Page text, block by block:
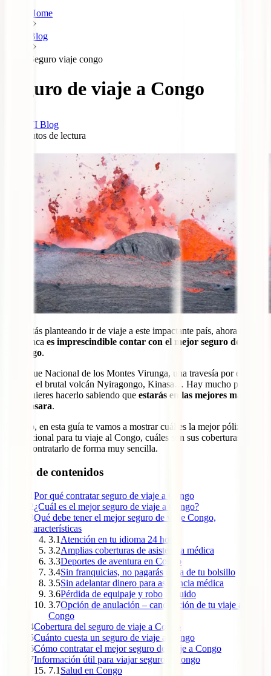
Home
Blog
Seguro viaje congo
Seguro de viaje a Congo
IATI Blog
minutos de lectura
Si te estás planteando ir de viaje a este impactante país, ahora más
que nunca es imprescindible contar con el mejor seguro de viaje
al Congo.
El Parque Nacional de los Montes Virunga, una travesía por el río
Congo, el brutal volcán Nyiragongo, Kinasa… Hay mucho por ver
ahí y quieres hacerlo sabiendo que estarás en las mejores manos si
algo pasara.
Por ello, en esta guía te vamos a mostrar cuál es la mejor póliza
internacional para tu viaje al Congo, cuáles son sus coberturas y
cómo contratarlo de forma muy sencilla.
Tabla de contenidos
Por qué contratar seguro de viaje a Congo
2¿Cuál es el mejor seguro de viaje a Congo?
3Qué debe tener el mejor seguro de viaje Congo,
características
3.1 Atención en tu idioma 24 horas
3.2Amplias coberturas de asistencia médica
3.3Deportes de aventura en Congo
3.4Sin franquicias, no pagarás nada de tu bolsillo
3.5Sin adelantar dinero para asistencia médica
3.6Pérdida de equipaje y robo incluido
3.7Opción de anulación – cancelación de tu viaje a
Congo
4Cobertura del seguro de viaje a Congo
5Cuánto cuesta un seguro de viaje a Congo
6Cómo contratar el mejor seguro de viaje a Congo
7Información útil para viajar seguro a Congo
7.1 Salud en Congo